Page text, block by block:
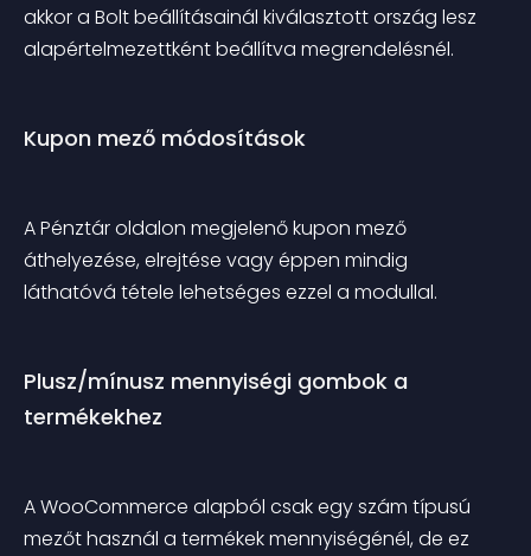
akkor a Bolt beállításainál kiválasztott ország lesz
alapértelmezettként beállítva megrendelésnél.
Kupon mező módosítások
A Pénztár oldalon megjelenő kupon mező
áthelyezése, elrejtése vagy éppen mindig
láthatóvá tétele lehetséges ezzel a modullal.
Plusz/mínusz mennyiségi gombok a
termékekhez
A WooCommerce alapból csak egy szám típusú
mezőt használ a termékek mennyiségénél, de ez